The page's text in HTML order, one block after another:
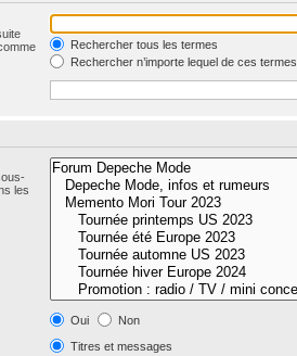
Rechercher tous les termes
Rechercher n’importe lequel de ces termes
les
Oui
Non
Titres et messages